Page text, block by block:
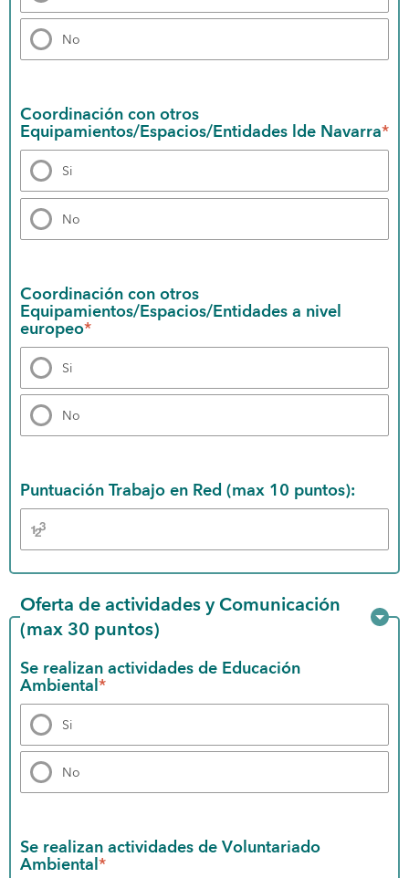
No
Coordinación con otros
Equipamientos/Espacios/Entidades lde Navarra*
Si
No
Coordinación con otros
Equipamientos/Espacios/Entidades a nivel
europeo*
Si
No
Puntuación Trabajo en Red (max 10 puntos):
Oferta de actividades y Comunicación
(max 30 puntos)
Se realizan actividades de Educación
Ambiental *
Si
No
Se realizan actividades de Voluntariado
Ambiental *